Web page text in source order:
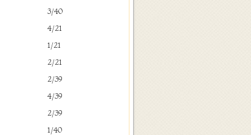
3/40
4/21
1/21
2/21
2/39
4/39
2/39
1/40